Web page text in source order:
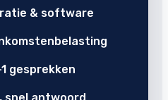
& software
gesprekken